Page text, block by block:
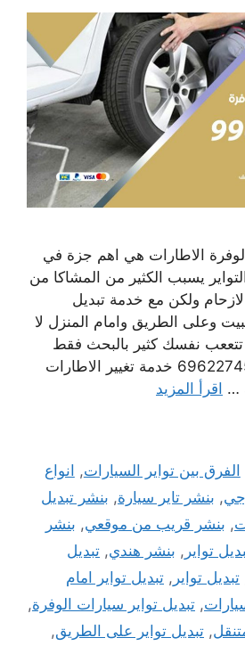
الاطارات هي اهم جزة في
يسبب الكثير من المشاكا من
ولكن مع خدمة تبديل
وعلى الطريق وامام المنزل لا
تتععب نفسك كثير بالبحث فقط
اتصل بنا على رقم 69622745 خدمة تغيير الاطارات
… اقرأ المزيد
الفرق بين تواير السيارات, انواع
, بنشر تاير سيارة, بنشر تبديل
, بنشر قريب من موقعي, بنشر
تواير , بنشر هندي, تبديل
تبديل تواير , تبديل تواير امام
, تبديل تواير سيارات الوفرة,
, تبديل تواير على الطريق,